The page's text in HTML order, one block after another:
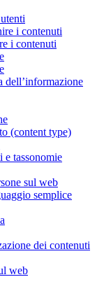
i contenuti
i contenuti
dell’informazione
(content type)
tassonomie
sul web
semplice
dei contenuti
web